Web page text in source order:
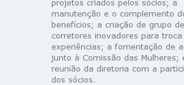
projetos criados pelos sócios; a
manutenção e o complemento
benefícios; a criação de grupo de
corretores inovadores para troca
experiências; a fomentação de
junto à Comissão das Mulheres;
reunião da diretoria com a
dos sócios.